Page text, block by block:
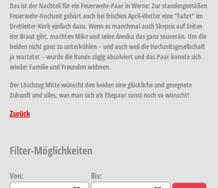
Das ist der Nachteil für ein Feuerwehr-Paar in Werne: Zur standesgemäßen
Feuerwehr-Hochzeit gehört auch bei frischen April-Wetter eine "Fahrt" im
Drehleiter-Korb einfach dazu. Wenn es manchmal auch Skepsis auf Seiten
der Braut gibt, machten Mike und seine Annika das ganz souverän. Um die
beiden nicht ganz zu unterkühlen – und auch weil die Hochzeitsgesellschaft
ja wartetet – wurde die Runde zügig absolviert und das Paar konnte sich
wieder Familie und Freunden widmen.
Der Löschzug Mitte wünscht den beiden eine glückliche und gesegnete
Zukunft und alles, was man sich als Ehepaar sonst noch so wünscht!
Zurück
Filter-Möglichkeiten
Von: Bis: